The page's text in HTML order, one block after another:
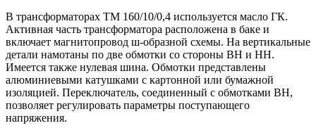
В трансформаторах ТМ 160/10/0,4 используется масло ГК.
Активная часть трансформатора расположена в баке и
включает магнитопровод ш-образной схемы. На вертикальные
детали намотаны по две обмотки со стороны ВН и НН.
Имеется также нулевая шина. Обмотки представлены
алюминиевыми катушками с картонной или бумажной
изоляцией. Переключатель, соединенный с обмотками ВН,
позволяет регулировать параметры поступающего
напряжения.